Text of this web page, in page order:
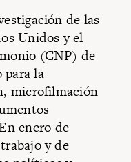
de las
Unidos y el
(CNP) de
para la
microfilmación
enero de
y de